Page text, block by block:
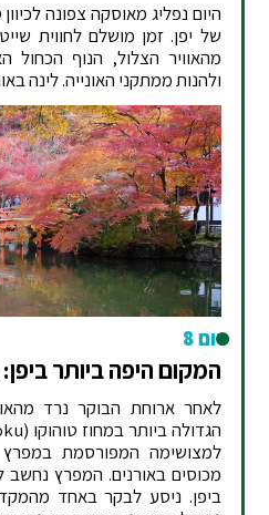
היום נפליג מאוסקה צפונה
של יפן. זמן מושלם לחווית
מהאוויר הצלול, הנוף הכחול
ולהנות ממתקני האונייה. לינה
יום 8
המקום היפה ביותר
לאחר ארוחת הבוקר נרד
למצושימה המפורסמת
מכוסים באורנים. המפרץ נחשב
ביפן. ניסע לבקר באחד